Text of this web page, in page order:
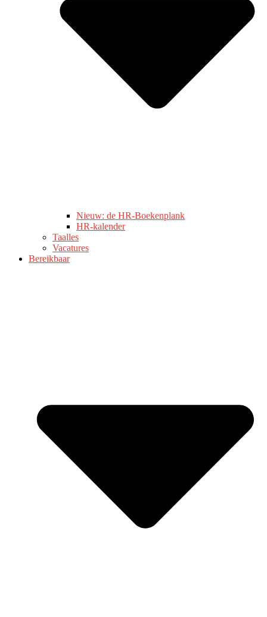
Nieuw: de HR-Boekenplank
HR-kalender
Taalles
Vacatures
Bereikbaar